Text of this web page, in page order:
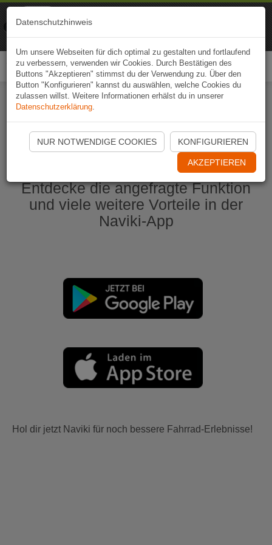
Naviki App jetzt öffnen
Entdecke die angefragte Funktion
und viele weitere Vorteile in der
Naviki-App
Hol dir jetzt Naviki für noch bessere Fahrrad-Erlebnisse!
Datenschutzhinweis
Um unsere Webseiten für dich optimal zu gestalten und fortlaufend
zu verbessern, verwenden wir Cookies. Durch Bestätigen des
Buttons "Akzeptieren" stimmst du der Verwendung zu. Über den
Button "Konfigurieren" kannst du auswählen, welche Cookies du
zulassen willst. Weitere Informationen erhälst du in unserer
Datenschutzerklärung.
NUR NOTWENDIGE COOKIES KONFIGURIEREN
AKZEPTIEREN
Naviki